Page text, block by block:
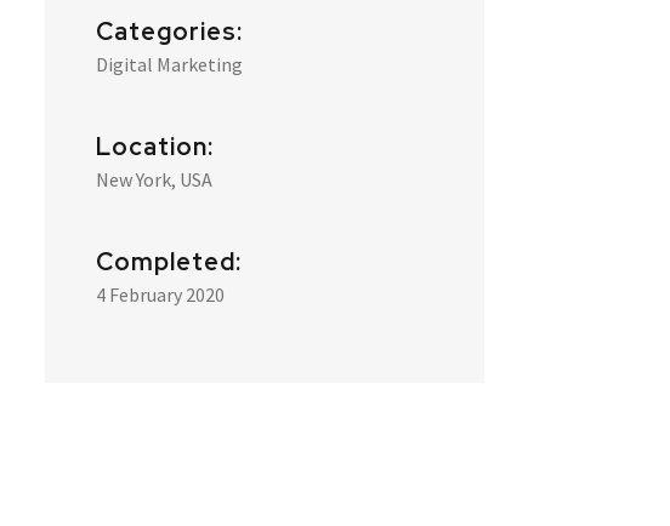
Categories:
Digital Marketing
Location:
New York, USA
Completed:
4 February 2020